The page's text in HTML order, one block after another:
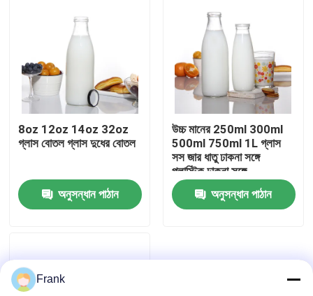
বাড়ি
আমাদের সম্পর্কে
8oz 12oz 14oz 32oz
গ্লাস বোতল গ্লাস দুধের বোতল
অনুসন্ধান পাঠান
উচ্চ মানের 250ml 300ml
500ml 750ml 1L গ্লাস
সস জার ধাতু ঢাকনা সঙ্গে
প্লাস্টিক ঢাকনা সঙ্গে
অনুসন্ধান পাঠান
Frank